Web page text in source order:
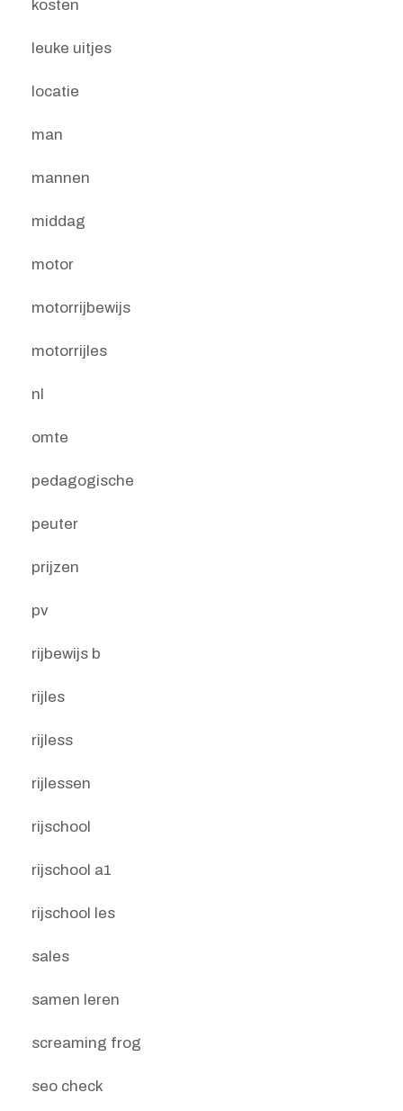
kosten
leuke uitjes
locatie
man
mannen
middag
motor
motorrijbewijs
motorrijles
nl
omte
pedagogische
peuter
prijzen
pv
rijbewijs b
rijles
rijless
rijlessen
rijschool
rijschool a1
rijschool les
sales
samen leren
screaming frog
seo check